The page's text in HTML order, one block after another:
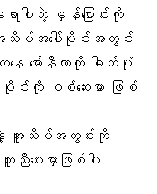
ာပါတဲ့ မှန်ပြောင်းကို
အပေါ်ပိုင်းအတွင်း
မော်နီတာကို ဓါတ်ပုံ
ေါ်ပိုင်းကို စစ်ဆေးမှာ ဖြစ်
နဲ့ အူသိမ်အတွင်းကို
ညီပေးမှာဖြစ်ပါ